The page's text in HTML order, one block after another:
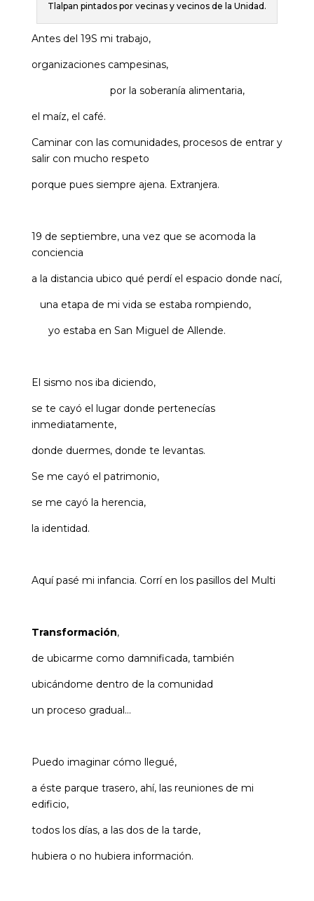
Tlalpan pintados por vecinas y vecinos de la Unidad.
Antes del 19S mi trabajo,
organizaciones campesinas,
por la soberanía alimentaria,
el maíz, el café.
Caminar con las comunidades, procesos de entrar y
salir con mucho respeto
porque pues siempre ajena. Extranjera.
19 de septiembre, una vez que se acomoda la
conciencia
a la distancia ubico qué perdí el espacio donde nací,
una etapa de mi vida se estaba rompiendo,
yo estaba en San Miguel de Allende.
El sismo nos iba diciendo,
se te cayó el lugar donde pertenecías
inmediatamente,
donde duermes, donde te levantas.
Se me cayó el patrimonio,
se me cayó la herencia,
la identidad.
Aquí pasé mi infancia. Corrí en los pasillos del Multi
Transformación,
de ubicarme como damnificada, también
ubicándome dentro de la comunidad
un proceso gradual…
Puedo imaginar cómo llegué,
a éste parque trasero, ahí, las reuniones de mi
edificio,
todos los días, a las dos de la tarde,
hubiera o no hubiera información.